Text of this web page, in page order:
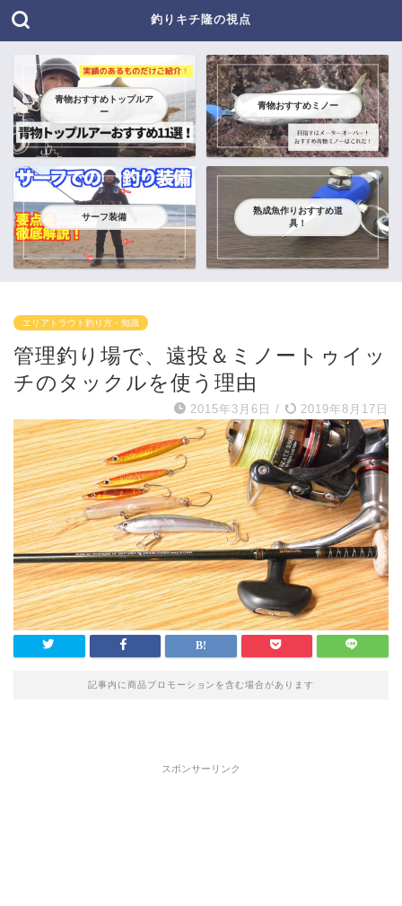
釣りキチ隆の視点
青物おすすめトップルア
ー
青物おすすめミノー
サーフ装備
熟成魚作りおすすめ道
具！
エリアトラウト釣り方・知識
管理釣り場で、遠投＆ミノートゥイッ
チのタックルを使う理由
2015年3月6日 / 2019年8月17日
記事内に商品プロモーションを含む場合があります
スポンサーリンク